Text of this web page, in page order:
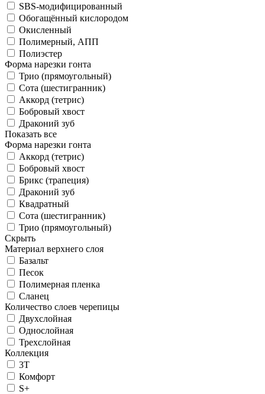
SBS-модифицированный
Обогащённый кислородом
Окисленный
Полимерный, АПП
Полиэстер
Форма нарезки гонта
Трио (прямоугольный)
Сота (шестигранник)
Аккорд (тетрис)
Бобровый хвост
Драконий зуб
Показать все
Форма нарезки гонта
Аккорд (тетрис)
Бобровый хвост
Брикс (трапеция)
Драконий зуб
Квадратный
Сота (шестигранник)
Трио (прямоугольный)
Скрыть
Материал верхнего слоя
Базальт
Песок
Полимерная пленка
Сланец
Количество слоев черепицы
Двухслойная
Однослойная
Трехслойная
Коллекция
3T
Комфорт
S+